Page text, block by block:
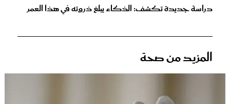
دراسة جديدة تكشف: الذكاء يبلغ ذروته في هذا العمر
المزيد من صحة